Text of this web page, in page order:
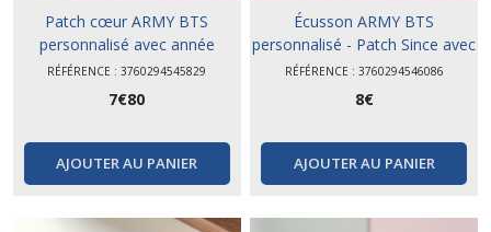
Patch cœur ARMY BTS
personnalisé avec année
d'entrée dans le fandom
RÉFÉRENCE : 3760294545829
7€80
AJOUTER AU PANIER
Écusson ARMY BTS
personnalisé - Patch Since avec
année
RÉFÉRENCE : 3760294546086
8€
AJOUTER AU PANIER